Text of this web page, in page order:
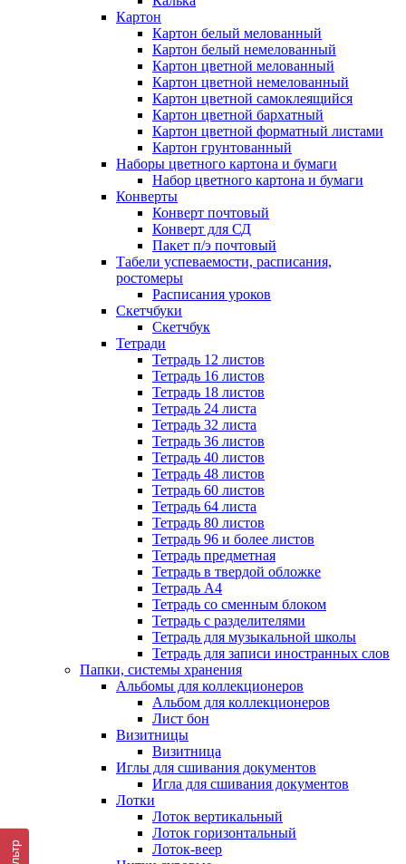
Картон
Картон белый мелованный
Картон белый немелованный
Картон цветной мелованный
Картон цветной немелованный
Картон цветной самоклеящийся
Картон цветной бархатный
Картон цветной форматный листами
Картон грунтованный
Наборы цветного картона и бумаги
Набор цветного картона и бумаги
Конверты
Конверт почтовый
Конверт для СД
Пакет п/э почтовый
Табели успеваемости, расписания,
ростомеры
Расписания уроков
Скетчбуки
Скетчбук
Тетради
Тетрадь 12 листов
Тетрадь 16 листов
Тетрадь 18 листов
Тетрадь 24 листа
Тетрадь 32 листа
Тетрадь 36 листов
Тетрадь 40 листов
Тетрадь 48 листов
Тетрадь 60 листов
Тетрадь 64 листа
Тетрадь 80 листов
Тетрадь 96 и более листов
Тетрадь предметная
Тетрадь в твердой обложке
Тетрадь А4
Тетрадь со сменным блоком
Тетрадь с разделителями
Тетрадь для музыкальной школы
Тетрадь для записи иностранных слов
Папки, системы хранения
Альбомы для коллекционеров
Альбом для коллекционеров
Лист бон
Визитницы
Визитница
Иглы для сшивания документов
Игла для сшивания документов
Лотки
Лоток вертикальный
Лоток горизонтальный
Лоток-веер